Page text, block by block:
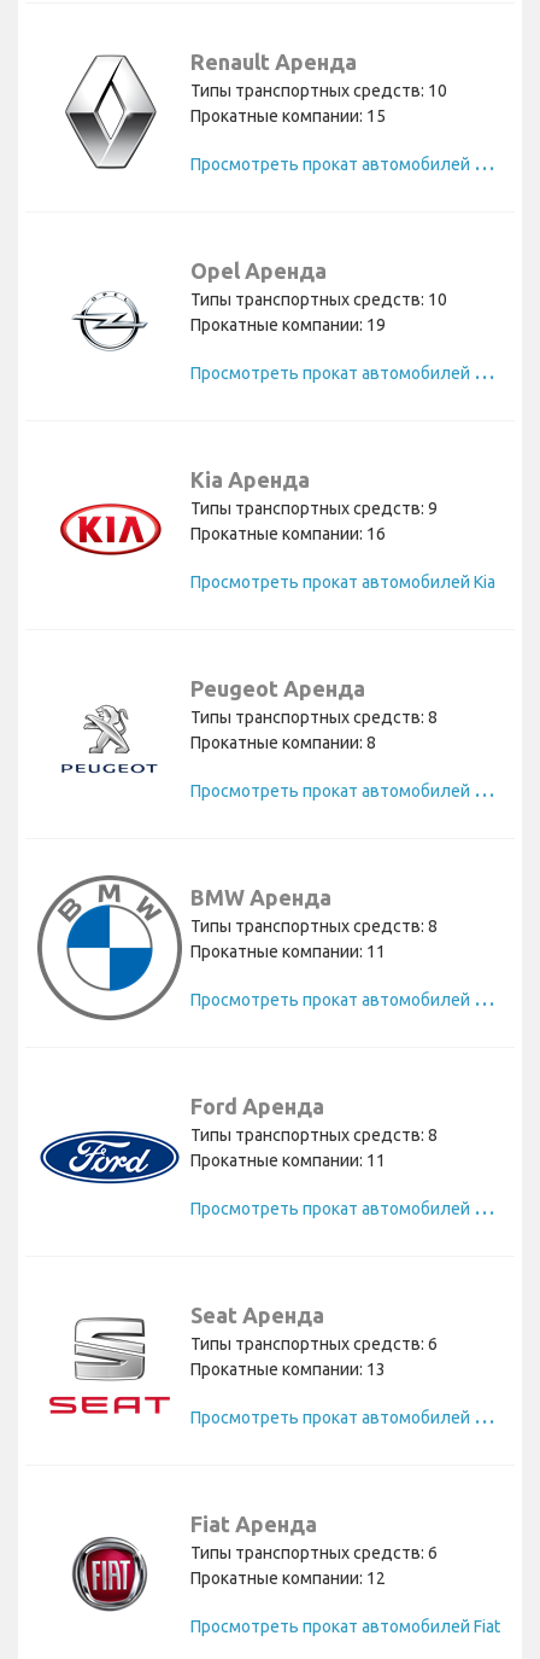
Renault Аренда
Типы транспортных средств: 10
Прокатные компании: 15
П
росмотреть прокат автомобилей Renault
Opel Аренда
Типы транспортных средств: 10
Прокатные компании: 19
П
росмотреть прокат автомобилей Opel
Kia Аренда
Типы транспортных средств: 9
Прокатные компании: 16
Просмотреть прокат автомобилей Kia
Peugeot Аренда
Типы транспортных средств: 8
Прокатные компании: 8
П
росмотреть прокат автомобилей Peugeot
BMW Аренда
Типы транспортных средств: 8
Прокатные компании: 11
П
росмотреть прокат автомобилей BMW
Ford Аренда
Типы транспортных средств: 8
Прокатные компании: 11
П
росмотреть прокат автомобилей Ford
Seat Аренда
Типы транспортных средств: 6
Прокатные компании: 13
П
росмотреть прокат автомобилей Seat
Fiat Аренда
Типы транспортных средств: 6
Прокатные компании: 12
Просмотреть прокат автомобилей Fiat